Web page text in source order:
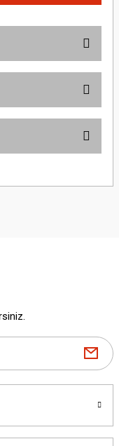
tarafımıza